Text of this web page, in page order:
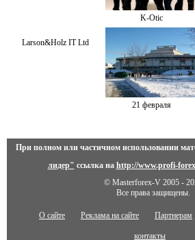
K-Otiс
Larson&Holz IT Ltd
21 февраля
При полном или частичном использовании
лидер" ссылка на http://www.profi-
© Masterforex-V 2005 -
Все права защищены.
О сайте Реклама на сайте Партнерам
контакты